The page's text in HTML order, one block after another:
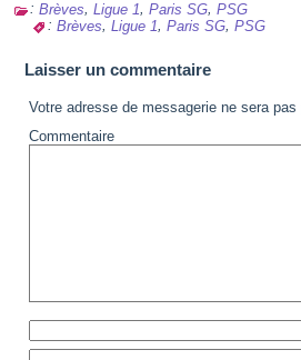
: Brèves, Ligue 1, Paris SG, PSG
: Brèves Ligue 1 Paris SG PSG
Laisser un commentaire
Votre adresse de messagerie ne sera pas
Commentaire